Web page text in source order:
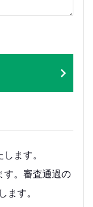
ます。
す。審査通過の
ます。